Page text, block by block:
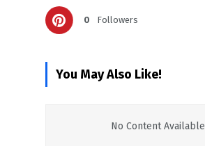
0 Followers
You May Also Like!
No Content Available